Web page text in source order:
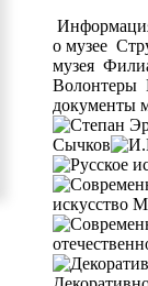
о музее
музея
Волонтеры
документы
Сычков
искусство